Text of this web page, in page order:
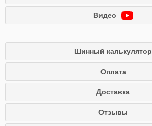
Видео
Шинный калькулятор
Оплата
Доставка
Отзывы